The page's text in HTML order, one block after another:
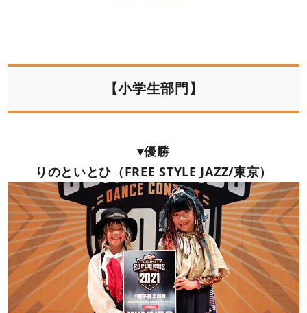
【小学生部門】
▾優勝
りのといとひ（FREE STYLE JAZZ/東京）